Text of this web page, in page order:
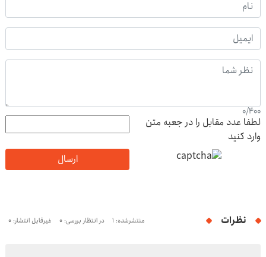
0/400
لطفا عدد مقابل را در جعبه متن
وارد کنید
ارسال
نظرات منتشرشده: 1 در انتظار بررسی: 0 غیرقابل انتشار: 0